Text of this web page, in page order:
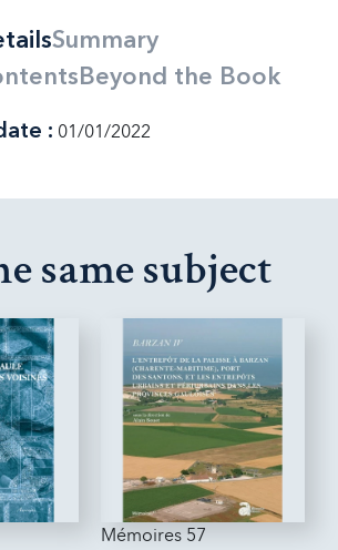
Summary
Beyond the Book
: 01/01/2022
same subject
Mémoires 57